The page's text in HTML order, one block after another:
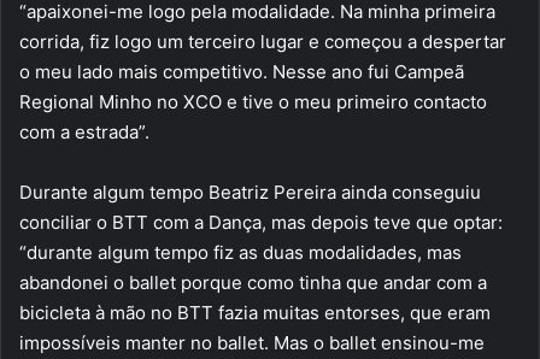
“apaixonei-me logo pela modalidade. Na minha primeira
corrida, fiz logo um terceiro lugar e começou a despertar
o meu lado mais competitivo. Nesse ano fui Campeã
Regional Minho no XCO e tive o meu primeiro contacto
com a estrada”.
Durante algum tempo Beatriz Pereira ainda conseguiu
conciliar o BTT com a Dança, mas depois teve que optar:
“durante algum tempo fiz as duas modalidades, mas
abandonei o ballet porque como tinha que andar com a
bicicleta à mão no BTT fazia muitas entorses, que eram
impossíveis manter no ballet. Mas o ballet ensinou-me